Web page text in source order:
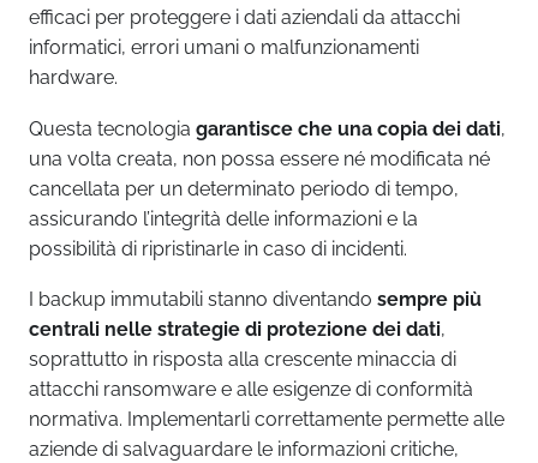
efficaci per proteggere i dati aziendali da attacchi
informatici, errori umani o malfunzionamenti
hardware.
Questa tecnologia garantisce che una copia dei dati,
una volta creata, non possa essere né modificata né
cancellata per un determinato periodo di tempo,
assicurando l’integrità delle informazioni e la
possibilità di ripristinarle in caso di incidenti.
I backup immutabili stanno diventando sempre più
centrali nelle strategie di protezione dei dati,
soprattutto in risposta alla crescente minaccia di
attacchi ransomware e alle esigenze di conformità
normativa. Implementarli correttamente permette alle
aziende di salvaguardare le informazioni critiche,